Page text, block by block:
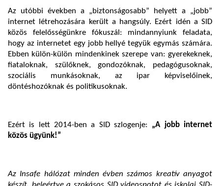
Az utóbbi években a „biztonságosabb” helyett a „jobb”
internet létrehozására került a hangsúly. Ezért idén a SID
közös felelősségünkre fókuszál: mindannyiunk feladata,
hogy az internetet egy jobb hellyé tegyük egymás számára.
Ebben külön-külön mindenkinek szerepe van: gyerekeknek,
fiataloknak, szülőknek, gondozóknak, pedagógusoknak,
szociális munkásoknak, az ipar képviselőinek,
döntéshozóknak és politikusoknak.
Ezért is lett 2014-ben a SID szlogenje: „A jobb internet
közös ügyünk!”
Az Insafe hálózat minden évben számos kreatív anyagot